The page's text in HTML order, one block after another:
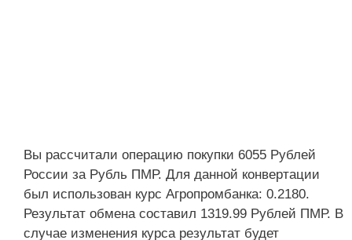
Вы рассчитали операцию покупки 6055 Рублей
России за Рубль ПМР. Для данной конвертации
был использован курс Агропромбанка: 0.2180.
Результат обмена составил 1319.99 Рублей ПМР. В
случае изменения курса результат будет